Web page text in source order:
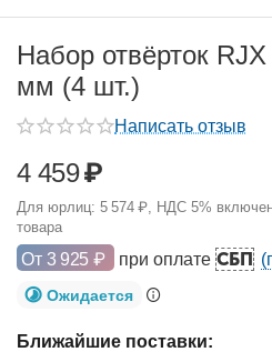
Набор отвёрток
мм (4 шт.)
Написать отзыв
4 459₽
Для юрлиц: 5 574 ₽, НДС 5%
товара
От 3 925 ₽ при оплате СБП
Ожидается
Ближайшие поставки: